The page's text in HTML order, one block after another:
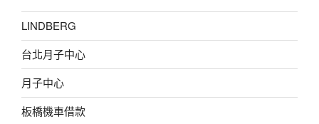
LINDBERG
台北月子中心
月子中心
板橋機車借款